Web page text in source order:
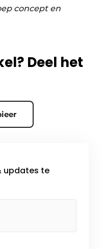
concept en
Deel het
updates te